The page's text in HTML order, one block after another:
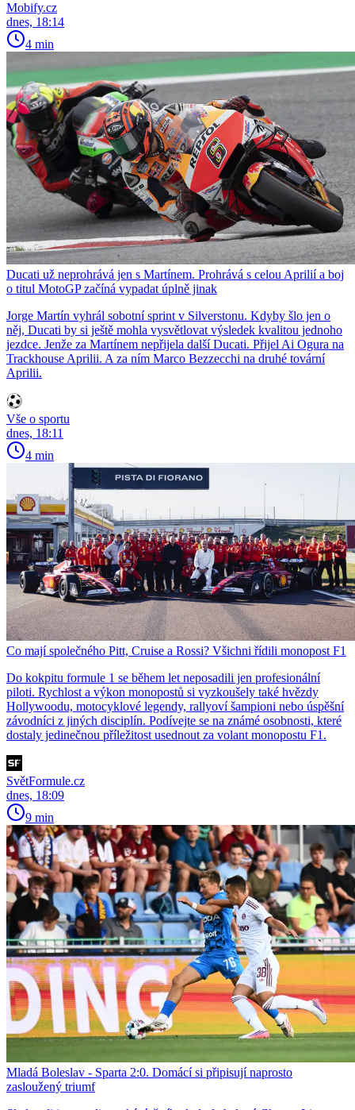
Mobify.cz
dnes, 18:14
4 min
Ducati už neprohrává jen s Martínem. Prohrává s celou Aprilií a boj
o titul MotoGP začíná vypadat úplně jinak
Jorge Martín vyhrál sobotní sprint v Silverstonu. Kdyby šlo jen o
něj, Ducati by si ještě mohla vysvětlovat výsledek kvalitou jednoho
jezdce. Jenže za Martínem nepřijela další Ducati. Přijel Ai Ogura na
Trackhouse Aprilii. A za ním Marco Bezzecchi na druhé tovární
Aprilii.
Vše o sportu
dnes, 18:11
4 min
Co mají společného Pitt, Cruise a Rossi? Všichni řídili monopost F1
Do kokpitu formule 1 se během let neposadili jen profesionální
piloti. Rychlost a výkon monopostů si vyzkoušely také hvězdy
Hollywoodu, motocyklové legendy, rallyoví šampioni nebo úspěšní
závodníci z jiných disciplín. Podívejte se na známé osobnosti, které
dostaly jedinečnou příležitost usednout za volant monopostu F1.
SvětFormule.cz
dnes, 18:09
9 min
Mladá Boleslav - Sparta 2:0. Domácí si připisují naprosto
zasloužený triumf